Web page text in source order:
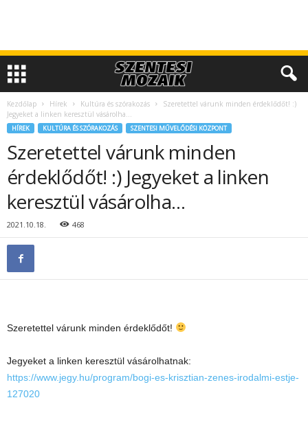
Kezdőlap Hírek Kultúra és szórakozás
Szeretettel várunk minden érdeklődőt! :)
Jegyeket a linken keresztül vásárolha…
HÍREK KULTÚRA ÉS SZÓRAKOZÁS SZENTESI MŰVELŐDÉSI KÖZPONT
Szeretettel várunk minden
érdeklődőt! :) Jegyeket a linken
keresztül vásárolha…
2021.10.18. 468
Szeretettel várunk minden érdeklődőt!
Jegyeket a linken keresztül vásárolhatnak:
https://www.jegy.hu/program/bogi-es-krisztian-zenes-irodalmi-estje-
127020